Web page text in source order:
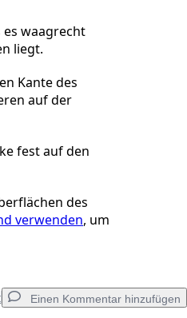
es waagrecht
liegt.
Kante des
auf der
fest auf den
des
verwenden, um
Einen Kommentar hinzufügen